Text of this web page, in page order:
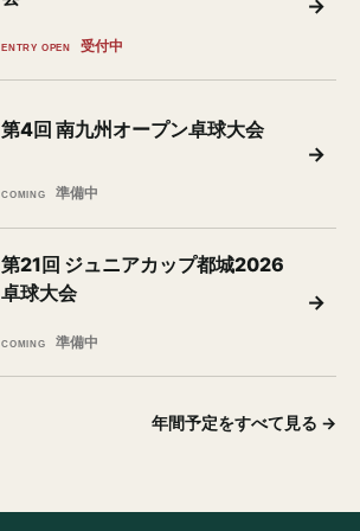
ENTRY OPEN 受付中
→
第4回 南九州オープン卓球大会
COMING 準備中
→
第21回 ジュニアカップ都城2026
卓球大会
COMING 準備中
→
年間予定をすべて見る →